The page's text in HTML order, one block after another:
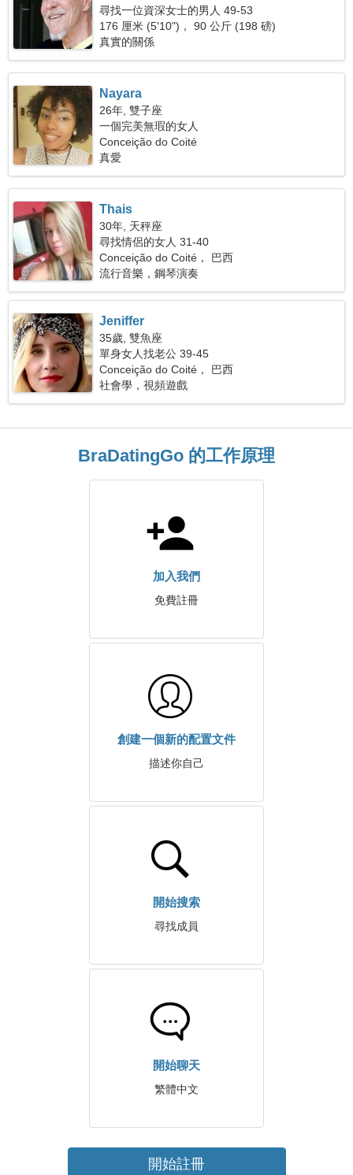
尋找一位資深女士的男人 49-53
176 厘米 (5'10")， 90 公斤 (198 磅)
真實的關係
Nayara
26年, 雙子座
一個完美無瑕的女人
Conceição do Coité
真愛
Thais
30年, 天秤座
尋找情侶的女人 31-40
Conceição do Coité， 巴西
流行音樂，鋼琴演奏
Jeniffer
35歲, 雙魚座
單身女人找老公 39-45
Conceição do Coité， 巴西
社會學，視頻遊戲
BraDatingGo 的工作原理
加入我們
免費註冊
創建一個新的配置文件
描述你自己
開始搜索
尋找成員
開始聊天
繁體中文
開始註冊